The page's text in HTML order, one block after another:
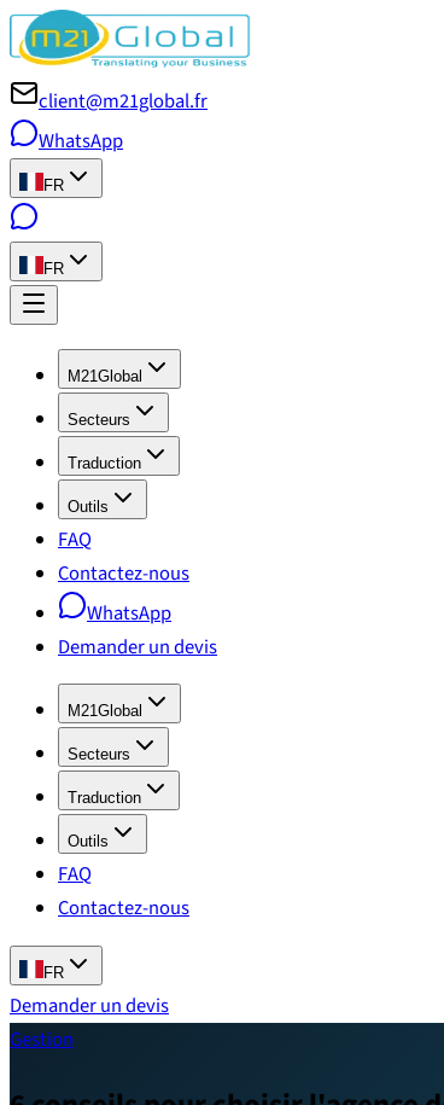
client@m21global.fr
WhatsApp
FR
FR
M21Global
Secteurs
Traduction
Outils
FAQ
Contactez-nous
WhatsApp
Demander un devis
M21Global
Secteurs
Traduction
Outils
FAQ
Contactez-nous
FR
Demander un devis
Gestion